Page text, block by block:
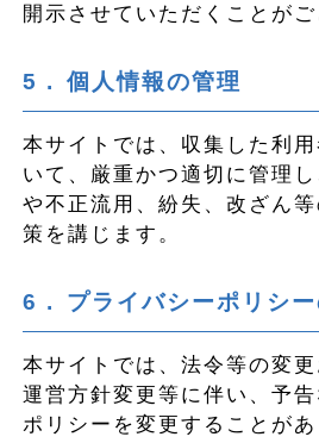
開示させていただくことがご
個人情報の管理
本サイトでは、収集した利
いて、厳重かつ適切に管理
や不正流用、紛失、改ざん
策を講じます。
プライバシーポリシ
本サイトでは、法令等の変
運営方針変更等に伴い、予
ポリシーを変更することがあ